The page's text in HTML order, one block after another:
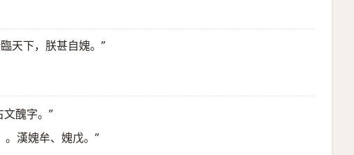
天下，朕甚自媿。”
文醜字。”
。漢媿牟、媿戊。”